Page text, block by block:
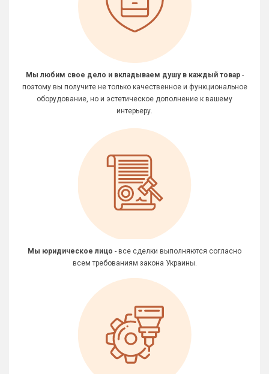
Мы любим свое дело и вкладываем душу в каждый товар-
поэтому вы получите не только качественное и функциональное
оборудование, но и эстетическое дополнение к вашему
интерьеру.
Мы юридическое лицо - все сделки выполняются согласно
всем требованиям закона Украины.